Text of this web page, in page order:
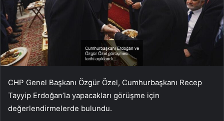
CHP Genel Başkanı Özgür Özel, Cumhurbaşkanı Recep
Tayyip Erdoğan’la yapacakları görüşme için
değerlendirmelerde bulundu.